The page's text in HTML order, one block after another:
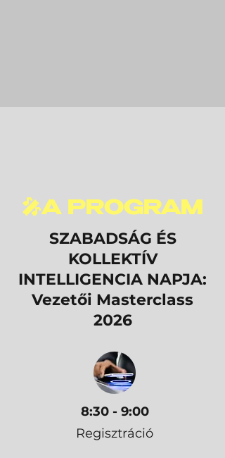
🎤A PROGRAM
SZABADSÁG ÉS
KOLLEKTÍV
INTELLIGENCIA NAPJA:
Vezetői Masterclass
2026
8:30 - 9:00
Regisztráció